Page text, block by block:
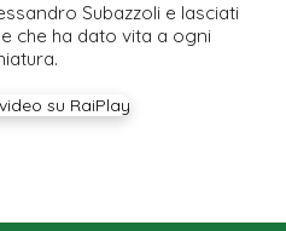
Subazzoli e lasciati
che ha dato vita a ogni